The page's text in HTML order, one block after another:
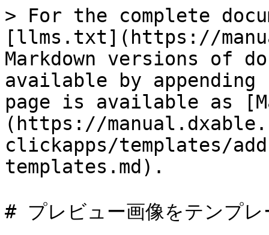
> For the complete
[llms.txt](https://
Markdown versions of
available by
page is available as
(https://
clickapps/templates/
templates.md).
# プレビュー画像をテンプレ